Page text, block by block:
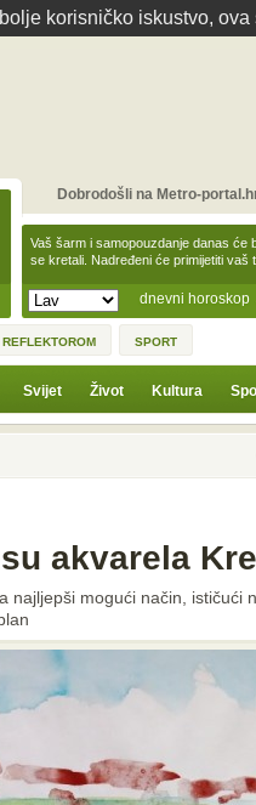
korisničko iskustvo,
dnevni horoskop
Vaš šarm i samopouzdanje danas će
se kretali. Nadređeni će primijetiti vaš
Dobrodošli na Metro-
SPORT
Svijet Život Kultura
Prethodna
akvarela
najljepši mogući način, ističući